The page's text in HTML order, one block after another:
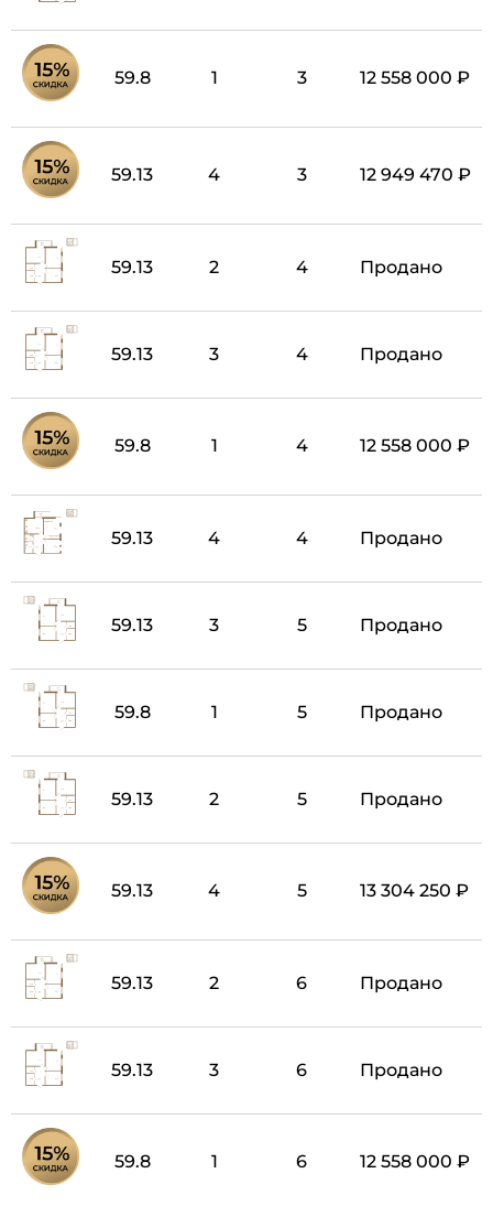
59.8 1 3 12 558 000 ₽
59.13 4 3 12 949 470 ₽
59.13 2 4 Продано
59.13 3 4 Продано
59.8 1 4 12 558 000 ₽
59.13 4 4 Продано
59.13 3 5 Продано
59.8 1 5 Продано
59.13 2 5 Продано
59.13 4 5 13 304 250 ₽
59.13 2 6 Продано
59.13 3 6 Продано
59.8 1 6 12 558 000 ₽